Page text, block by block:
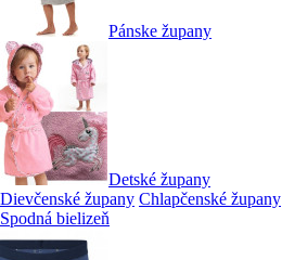
Pánske župany
Detské župany
Dievčenské župany Chlapčenské župany
Spodná bielizeň